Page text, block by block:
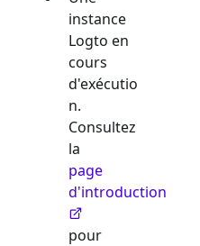
instance
Logto en
cours
d'exécutio
n.
Consultez
la
page
d'introduction
pour